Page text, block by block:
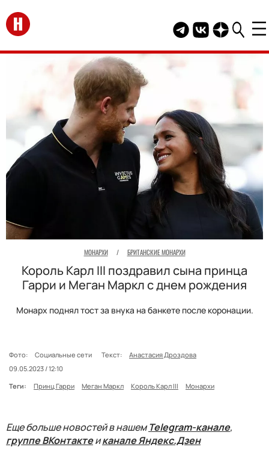
Перейти на главную
Telegram канал
Группа HELLO
Канал
МОНАРХИ / БРИТАНСКИЕ МОНАРХИ
Король Карл III поздравил сына принца
Гарри и Меган Маркл с днем рождения
Монарх поднял тост за внука на банкете после коронации.
Фото: Социальные сети Текст:
Анастасия Дроздова
09.05.2023 / 12:10
Теги:
Принц Гарри Меган Маркл Король Карл III Монархи
Еще больше новостей в нашемTelegram-канале,
группе ВКонтактеиканале Яндекс.Дзен